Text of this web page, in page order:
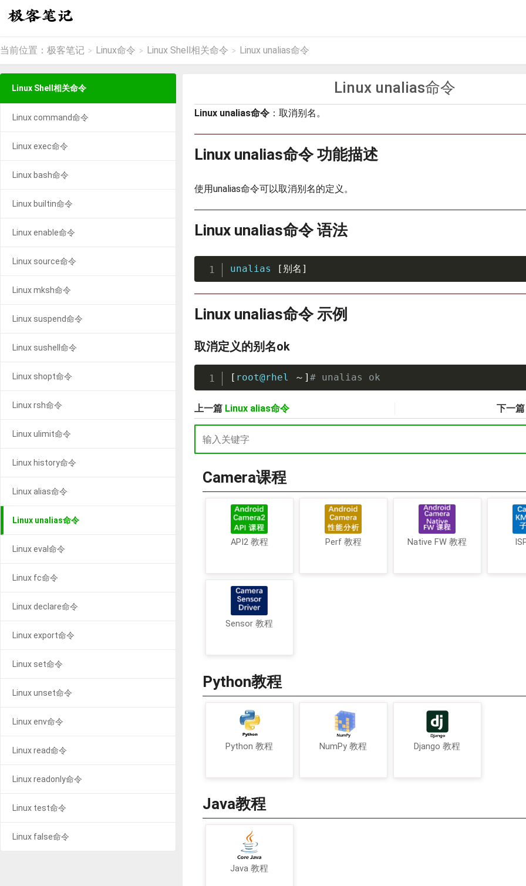
当前位置： 极客笔记 > Linux命令 > Linux Shell相关命令 > Linux unalias命令
Linux unalias命令
Linux unalias命令 ：取消别名。
Linux unalias命令 功能描述
使用unalias命令可以取消别名的定义。
Linux unalias命令 语法
unalias [ 别名 ]
Linux unalias命令 示例
取消定义的别名ok
[ root@rhel ～ ] # unalias ok
上一篇 Linux alias命令 下一
Camera课程
API2 教程 Perf 教程 Native FW 教程
Sensor 教程
Python教程
Python 教程 NumPy 教程 Django 教程
Java教程
Java 教程
Linux Shell相关命令
Linux command命令
Linux exec命令
Linux bash命令
Linux builtin命令
Linux enable命令
Linux source命令
Linux mksh命令
Linux suspend命令
Linux sushell命令
Linux shopt命令
Linux rsh命令
Linux ulimit命令
Linux history命令
Linux alias命令
Linux unalias命令
Linux eval命令
Linux fc命令
Linux declare命令
Linux export命令
Linux set命令
Linux unset命令
Linux env命令
Linux read命令
Linux readonly命令
Linux test命令
Linux false命令